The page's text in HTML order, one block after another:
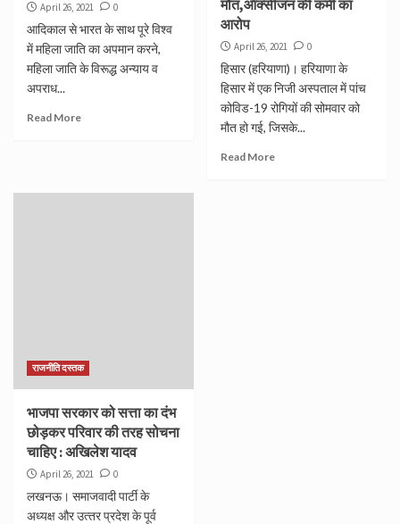
April 26, 2021 0
आदिकाल से भारत के साथ पूरे विश्व
में महिला जाति का अपमान करने,
महिला जाति के विरूद्ध अन्याय व
अपराध...
Read More
मौत,ऑक्सीजन की कमी का
आरोप
April 26, 2021 0
हिसार (हरियाणा)। हरियाणा के
हिसार में एक निजी अस्पताल में पांच
कोविड-19 रोगियों की सोमवार को
मौत हो गई, जिसके...
Read More
राजनीति दस्तक
भाजपा सरकार को सत्ता का दंभ
छोड़कर परिवार की तरह सोचना
चाहिए : अखिलेश यादव
April 26, 2021 0
लखनऊ। समाजवादी पार्टी के
अध्‍यक्ष और उत्‍तर प्रदेश के पूर्व